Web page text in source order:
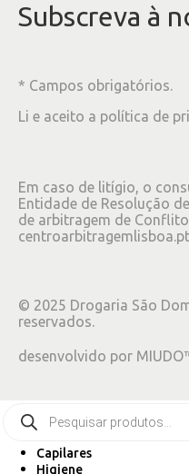
Subscreva à
* Campos obrigatórios.
Li e aceito a política de
Em caso de litígio, o
Entidade de Resolução
de arbitragem de
centroarbitragemlisboa.pt
© 2025 Drogaria São
reservados.
desenvolvido por
Capilares
Higiene